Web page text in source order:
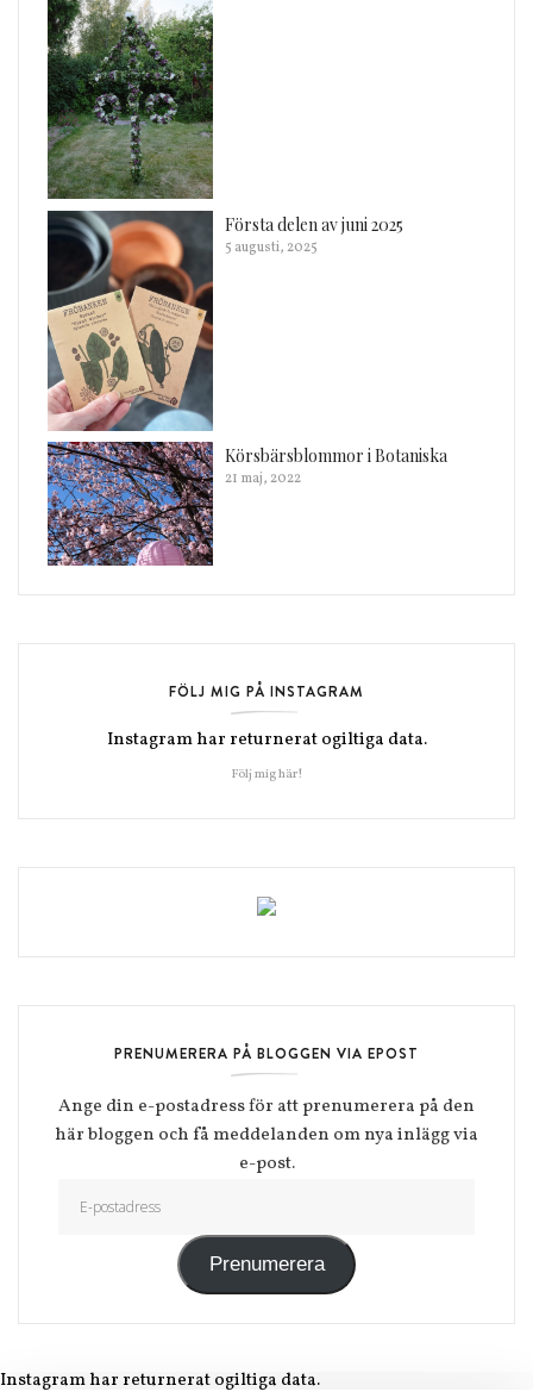
Första delen av juni 2025
5 augusti, 2025
Körsbärsblommor i Botaniska
21 maj, 2022
FÖLJ MIG PÅ INSTAGRAM
Instagram har returnerat ogiltiga data.
Följ mig här!
PRENUMERERA PÅ BLOGGEN VIA EPOST
Ange din e-postadress för att prenumerera på den
här bloggen och få meddelanden om nya inlägg via
e-post.
Prenumerera
Instagram har returnerat ogiltiga data.